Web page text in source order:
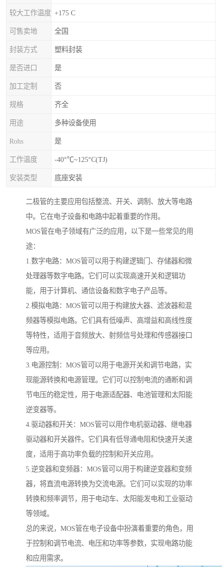
较大工作温度 +175 C
可售卖地 全国
封装方式 塑料封装
是否进口 是
加工定制 否
规格 齐全
用途 多种设备使用
Rohs 是
工作温度 -40°℃~125°C(TJ)
安装类型 底座安装
二极管的主要应用包括整流、开关、调制、放大等电路
中。它在电子设备和电路中起着重要的作用。
MOS管在电子领域有广泛的应用，以下是一些常见的用
途：
1.数字电路：MOS管可以用于构建逻辑门、存储器和微
处理器等数字电路。它们可以实现高速开关和逻辑功
能，用于计算机、通信设备和数字电子产品等。
2.模拟电路：MOS管可以用于构建放大器、滤波器和混
频器等模拟电路。它们具有低噪声、高增益和高线性度
等特性，适用于音频放大、射频信号处理和传感器接口
等应用。
3.电源控制：MOS管可以用于电源开关和调节电路，实
现能源转换和电源管理。它们可以控制电流的通断和调
节电压的稳定性，用于电源适配器、电池管理和太阳能
逆变器等。
4.驱动器和开关：MOS管可以用作电机驱动器、继电器
驱动器和开关器件。它们具有低导通电阻和快速开关速
度，适用于高功率负载的控制和开关应用。
5.逆变器和变频器：MOS管可以用于构建逆变器和变频
器，将直流电源转换为交流电源。它们可以实现的功率
转换和频率调节，用于电动车、太阳能发电和工业驱动
等领域。
总的来说，MOS管在电子设备中扮演着重要的角色，用
于控制和调节电流、电压和功率等参数，实现电路功能
和应用需求。